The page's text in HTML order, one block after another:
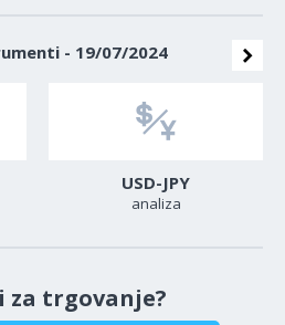
- 19/07/2024
USD-JPY
analiza
za trgovanje?